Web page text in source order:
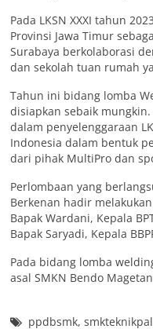
Pada LKSN XXXI tahun
Provinsi Jawa Timur
Surabaya berkolaborasi
dan sekolah tuan rumah
Tahun ini bidang lomba
disiapkan sebaik
dalam penyelenggaraan
Indonesia dalam bentuk
dari pihak MultiPro dan
Perlombaan yang
Berkenan hadir
Bapak Wardani, Kepala
Bapak Saryadi, Kepala
Pada bidang lomba
asal SMKN Bendo
ppdbsmk,